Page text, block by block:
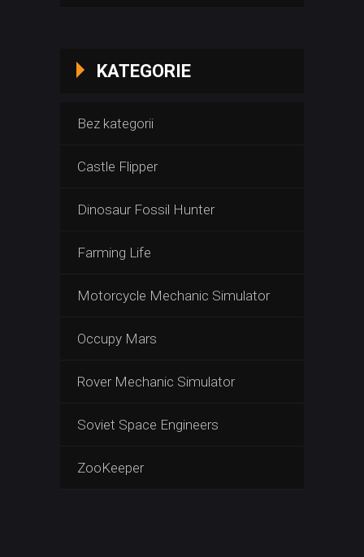
KATEGORIE
Bez kategorii
Castle Flipper
Dinosaur Fossil Hunter
Farming Life
Motorcycle Mechanic Simulator
Occupy Mars
Rover Mechanic Simulator
Soviet Space Engineers
ZooKeeper